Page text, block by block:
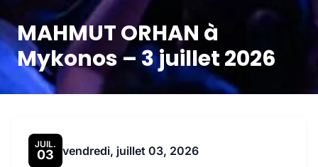
MAHMUT ORHAN à
Mykonos – 3 juillet 2026
JUIL.
03 vendredi, juillet 03, 2026